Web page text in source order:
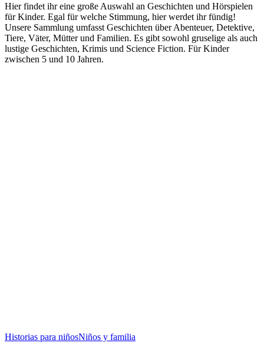
Hier findet ihr eine große Auswahl an Geschichten und Hörspielen
für Kinder. Egal für welche Stimmung, hier werdet ihr fündig!
Unsere Sammlung umfasst Geschichten über Abenteuer, Detektive,
Tiere, Väter, Mütter und Familien. Es gibt sowohl gruselige als auch
lustige Geschichten, Krimis und Science Fiction. Für Kinder
zwischen 5 und 10 Jahren.
Historias para niñosNiños y familia